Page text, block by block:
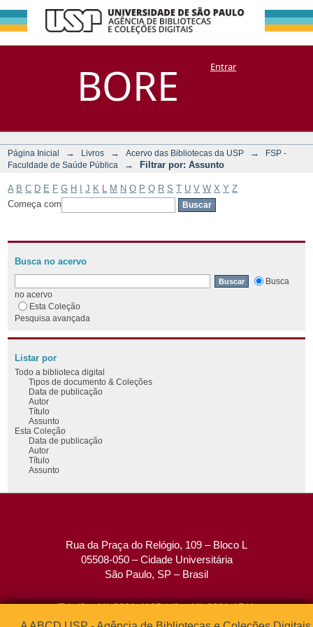
BORE
Filtrar por:
Assunto
DSpace/Manakin + CoriscoEntrar
Página Inicial → Livros → Acervo das Bibliotecas da USP →
FSP -
Faculdade de Saúde Pública
→ Filtrar por: Assunto
A B C D E F G H J K M N O P Q R S T U V W X Y Z
Começa com
Busca no acervo
Busca
no acervo
Esta Coleção
Pesquisa avançada
Listar por
Todo a biblioteca digital
Tipos de documento & Coleções
Data de publicação
Autor
Título
Assunto
Esta Coleção
Data de publicação
Autor
Título
Assunto
Rua da Praça do Relógio, 109 – Bloco L
05508-050 – Cidade Universitária
São Paulo, SP – Brasil
Tel: (0xx11) 3091-4195 / (0xx11) 3091-1541
Fax: (0xx11) 3091-1567